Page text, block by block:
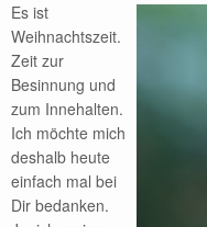
Es ist
Weihnachtszeit.
Zeit zur
Besinnung und
zum Innehalten.
Ich möchte mich
deshalb heute
einfach mal bei
Dir bedanken.